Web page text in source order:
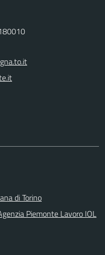
di Torino
Piemonte Lavoro IOL